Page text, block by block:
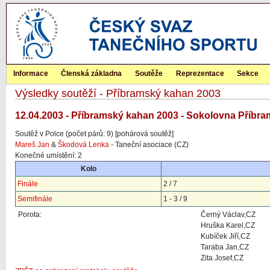
Informace Členská základna Soutěže Reprezentace Sekce
Výsledky soutěží - Příbramský kahan 2003
12.04.2003 - Příbramský kahan 2003 - Sokolovna
Soutěž v Polce (počet párů: 9) [pohárová soutěž]
Mareš Jan & Škodová Lenka - Taneční asociace (CZ)
Konečné umístění: 2
Kolo
Finále
2 / 7
Semifinále
1 - 3 / 9
Porota:
Černý Václav,CZ
Hruška Karel,CZ
Kubíček Jiří,CZ
Taraba Jan,CZ
Zita Josef,CZ